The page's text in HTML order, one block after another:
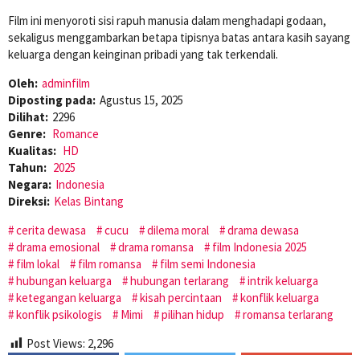
Film ini menyoroti sisi rapuh manusia dalam menghadapi godaan,
sekaligus menggambarkan betapa tipisnya batas antara kasih sayang
keluarga dengan keinginan pribadi yang tak terkendali.
Oleh: adminfilm
Diposting pada: Agustus 15, 2025
Dilihat: 2296
Genre: Romance
Kualitas: HD
Tahun: 2025
Negara: Indonesia
Direksi: Kelas Bintang
cerita dewasa
cucu dilema moral
drama dewasa
drama emosional
drama romansa
film Indonesia 2025
film lokal
film romansa
film semi Indonesia
hubungan keluarga
hubungan terlarang
intrik keluarga
ketegangan keluarga
kisah percintaan
konflik keluarga
konflik psikologis
Mimi pilihan hidup
romansa terlarang
Post Views: 2,296